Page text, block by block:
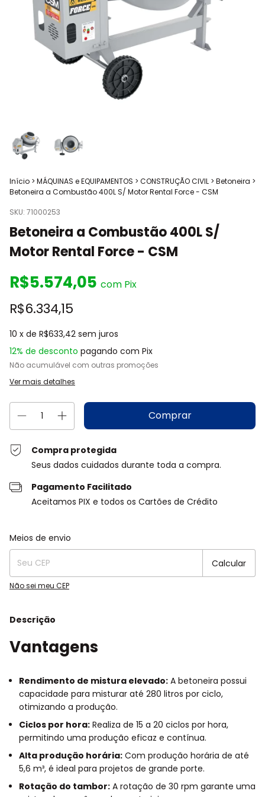
Início > MÁQUINAS e EQUIPAMENTOS > CONSTRUÇÃO CIVIL > Betoneira >
Betoneira a Combustão 400L S/ Motor Rental Force - CSM
SKU: 71000253
Betoneira a Combustão 400L S/
Motor Rental Force - CSM
R$5.574,05 com Pix
R$6.334,15
10 x de R$633,42 sem juros
12% de desconto pagando com Pix
Não acumulável com outras promoções
Ver mais detalhes
Compra protegida
Seus dados cuidados durante toda a compra.
Pagamento Facilitado
Aceitamos PIX e todos os Cartões de Crédito
Entregas para o CEP:
Meios de envio
Calcular
Não sei meu CEP
Descrição
Vantagens
Rendimento de mistura elevado: A betoneira possui
capacidade para misturar até 280 litros por ciclo,
otimizando a produção.
Ciclos por hora: Realiza de 15 a 20 ciclos por hora,
permitindo uma produção eficaz e contínua.
Alta produção horária: Com produção horária de até
5,6 m³, é ideal para projetos de grande porte.
Rotação do tambor: A rotação de 30 rpm garante uma